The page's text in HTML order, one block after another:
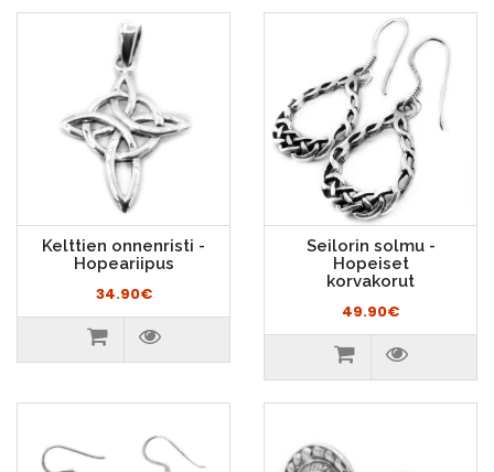
Kelttien onnenristi -
Hopeariipus
34.90€
Seilorin solmu -
Hopeiset
korvakorut
49.90€